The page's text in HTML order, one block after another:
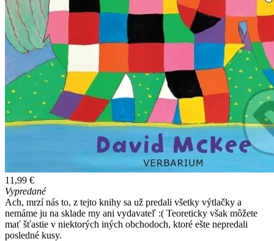
11,99 €
Vypredané
Ach, mrzí nás to, z tejto knihy sa už predali všetky výtlačky a
nemáme ju na sklade my ani vydavateľ :( Teoreticky však môžete
mať šťastie v niektorých iných obchodoch, ktoré ešte nepredali
posledné kusy.